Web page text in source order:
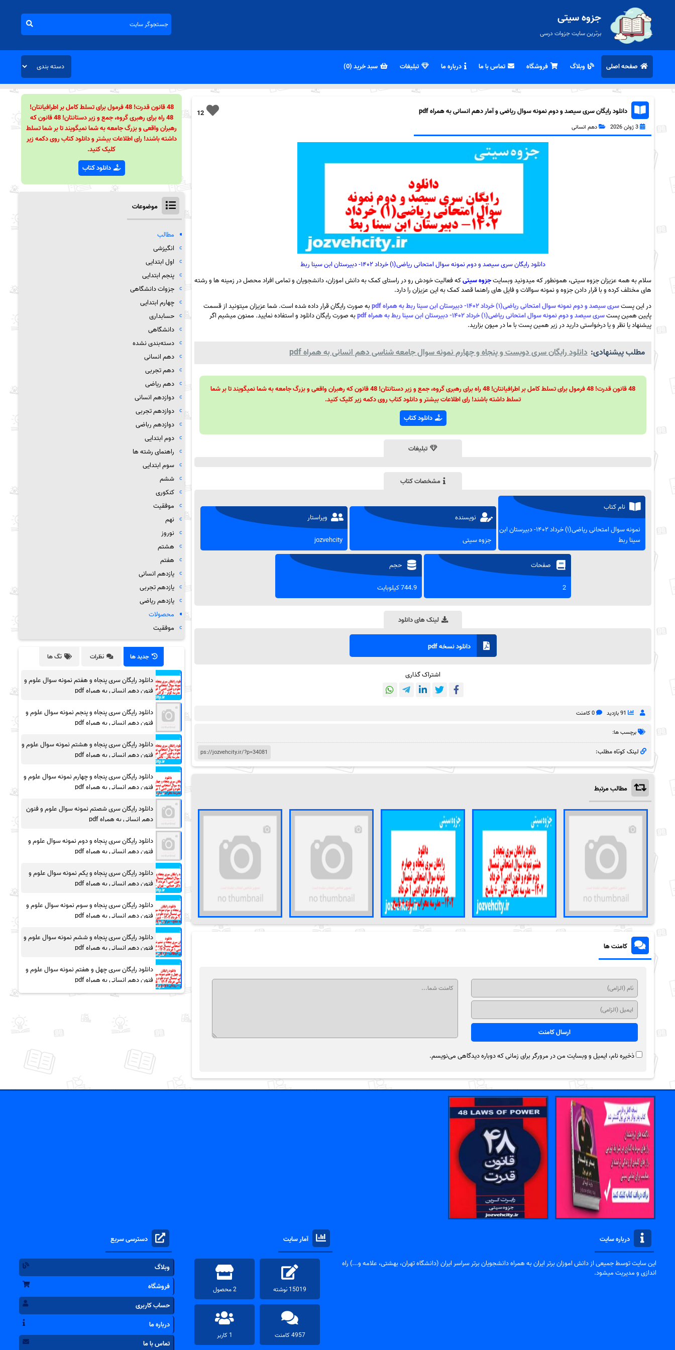
جزوه سیتی
برترین سایت جزوات درسی
صفحه اصلی وبلاگ فروشگاه تماس با ما درباره ما تبلیغات سبد خرید (0)
12 دانلود رایگان سری سیصد و دوم نمونه سوال ریاضی و آمار دهم انسانی به همراه pdf
3 ژوئن 2026 دهم انسانی
دانلود رایگان سری سیصد و دوم نمونه سوال امتحانی ریاضی(۱) خرداد ۱۴۰۲- دبیرستان ابن سینا ربط
سلام به همه عزیزان جزوه سیتی، همونطور که میدونید وبسایتجزوه سیتیکه فعالیت خودش رو در راستای کمک به دانش اموزان، دانشجویان و تمامی افراد محصل در زمینه ها و رشته
های مختلف کرده و با قرار دادن جزوه و نمونه سوالات و فایل های راهنما قصد کمک به این عزیزان را دارد.
در این پستسری سیصد و دوم نمونه سوال امتحانی ریاضی(۱) خرداد ۱۴۰۲- دبیرستان ابن سینا ربط به همراه pdf
به صورت رایگان قرار داده شده است. شما عزیزان میتونید از قسمت
پایین همین پستسری سیصد و دوم نمونه سوال امتحانی ریاضی(۱) خرداد ۱۴۰۲- دبیرستان ابن سینا ربط به همراه pdf
به صورت رایگان دانلود و استفاده نمایید. ممنون میشیم اگر
پیشنهاد یا نظر و یا درخواستی دارید در زیر همین پست با ما در میون بزارید.
مطلب پیشنهادی: دانلود رایگان سری دویست و پنجاه و چهارم نمونه سوال جامعه شناسی دهم انسانی به همراه pdf
48 قانون قدرت! 48 فرمول برای تسلط کامل بر اطرافیانتان! 48 راه برای رهبری گروه، جمع و زیر دستانتان! 48 قانون که رهبران واقعی و بزرگ جامعه به شما نمیگویند تا بر شما
تسلط داشته باشند! رای اطلاعات بیشتر و دانلود کتاب روی دکمه زیر کلیک کنید.
دانلود کتاب
تبلیغات
مشخصات کتاب
نام کتاب
نمونه سوال امتحانی ریاضی(۱) خرداد ۱۴۰۲- دبیرستان ابن
سینا ربط
نویسنده
جزوه سیتی
ویراستار
jozvehcity
صفحات
2
حجم
744.9 کیلوبایت
لینک های دانلود
دانلود نسخه pdf
اشتراک گذاری
91 بازدید 0 کامنت
برچسب ها:
لینک کوتاه مطلب:
مطالب مرتبط
کامنت ها
ذخیره نام، ایمیل و وبسایت من در مرورگر برای زمانی که دوباره دیدگاهی می‌نویسم.
48 قانون قدرت! 48 فرمول برای تسلط کامل بر اطرافیانتان!
48 راه برای رهبری گروه، جمع و زیر دستانتان! 48 قانون که
رهبران واقعی و بزرگ جامعه به شما نمیگویند تا بر شما تسلط
داشته باشند! رای اطلاعات بیشتر و دانلود کتاب روی دکمه زیر
کلیک کنید.
دانلود کتاب
موضوعات
مطالب
انگیزشی
اول ابتدایی
پنجم ابتدایی
جزوات دانشگاهی
چهارم ابتدایی
حسابداری
دانشگاهی
دسته‌بندی نشده
دهم انسانی
دهم تجربی
دهم ریاضی
دوازدهم انسانی
دوازدهم تجربی
دوازدهم رباضی
دوم ابتدایی
راهنمای رشته ها
سوم ابتدایی
ششم
کنکوری
موفقیت
نهم
نوروز
هشتم
هفتم
یازدهم انسانی
یازدهم تجربی
یازدهم ریاضی
محصولات
موفقیت
جدید ها نظرات تگ ها
دانلود رایگان سری پنجاه و هفتم نمونه سوال علوم و
فنون دهم انسانی به همراه pdf
دانلود رایگان سری پنجاه و پنجم نمونه سوال علوم و
فنون دهم انسانی به همراه pdf
دانلود رایگان سری پنجاه و هشتم نمونه سوال علوم و
فنون دهم انسانی به همراه pdf
دانلود رایگان سری پنجاه و چهارم نمونه سوال علوم و
فنون دهم انسانی به همراه pdf
دانلود رایگان سری شصتم نمونه سوال علوم و فنون
دهم انسانی به همراه pdf
دانلود رایگان سری پنجاه و دوم نمونه سوال علوم و
فنون دهم انسانی به همراه pdf
دانلود رایگان سری پنجاه و یکم نمونه سوال علوم و
فنون دهم انسانی به همراه pdf
دانلود رایگان سری پنجاه و سوم نمونه سوال علوم و
فنون دهم انسانی به همراه pdf
دانلود رایگان سری پنجاه و ششم نمونه سوال علوم و
فنون دهم انسانی به همراه pdf
دانلود رایگان سری چهل و هفتم نمونه سوال علوم و
فنون دهم انسانی به همراه pdf
درباره سایت
این سایت توسط جمیعی از دانش اموزان برتر ایران به همراه دانشجویان برتر سراسر ایران (دانشگاه تهران، بهشتی، علامه و...) راه
اندازی و مدیریت میشود.
آمار سایت
15019 نوشته 2 محصول
4957 کامنت 1 کاربر
دسترسی سریع
وبلاگ
فروشگاه
حساب کاربری
درباره ما
تماس با ما